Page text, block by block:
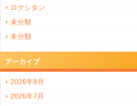
ロクシタン
未分類
未分類
アーカイブ
2026年8月
2026年7月